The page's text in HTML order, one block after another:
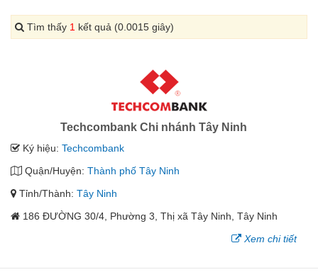
Tìm thấy 1 kết quả (0.0015 giây)
Techcombank Chi nhánh Tây Ninh
Ký hiệu: Techcombank
Quận/Huyện: Thành phố Tây Ninh
Tỉnh/Thành: Tây Ninh
186 ĐƯỜNG 30/4, Phường 3, Thị xã Tây Ninh, Tây Ninh
Xem chi tiết